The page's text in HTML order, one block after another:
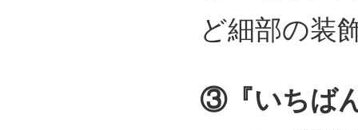
ど細部の装
③『いちば